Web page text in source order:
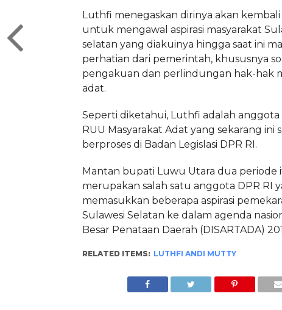
Luthfi menegaskan dirinya akan kembali
untuk mengawal aspirasi masyarakat
selatan yang diakuinya hingga saat ini
perhatian dari pemerintah, khususnya
pengakuan dan perlindungan hak-hak
adat.
Seperti diketahui, Luthfi adalah anggota
RUU Masyarakat Adat yang sekarang ini
berproses di Badan Legislasi DPR RI.
Mantan bupati Luwu Utara dua periode
merupakan salah satu anggota DPR RI
memasukkan beberapa aspirasi
Sulawesi Selatan ke dalam agenda
Besar Penataan Daerah (DISARTADA)
RELATED ITEMS: LUTHFI ANDI MUTTY